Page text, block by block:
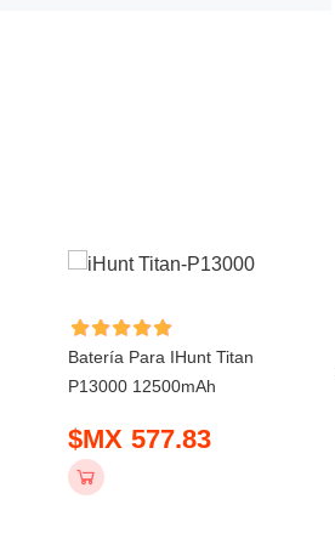
Batería Para IHunt Titan
P13000 12500mAh
$MX 577.83